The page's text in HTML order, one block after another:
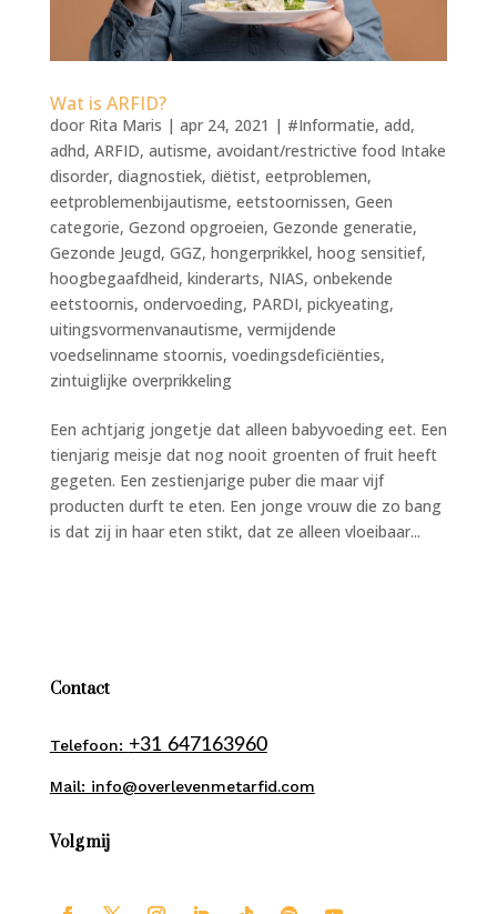
Wat is ARFID?
door Rita Maris | apr 24, 2021 | #Informatie, add,
adhd, ARFID, autisme, avoidant/restrictive food Intake
disorder, diagnostiek, diëtist, eetproblemen,
eetproblemenbijautisme, eetstoornissen, Geen
categorie, Gezond opgroeien, Gezonde generatie,
Gezonde Jeugd, GGZ, hongerprikkel, hoog sensitief,
hoogbegaafdheid, kinderarts, NIAS, onbekende
eetstoornis, ondervoeding, PARDI, pickyeating,
uitingsvormenvanautisme, vermijdende
voedselinname stoornis, voedingsdeficiënties,
zintuiglijke overprikkeling
Een achtjarig jongetje dat alleen babyvoeding eet. Een
tienjarig meisje dat nog nooit groenten of fruit heeft
gegeten. Een zestienjarige puber die maar vijf
producten durft te eten. Een jonge vrouw die zo bang
is dat zij in haar eten stikt, dat ze alleen vloeibaar...
Contact
Telefoon: +31 647163960
Mail: info@overlevenmetarfid.com
Volg mij